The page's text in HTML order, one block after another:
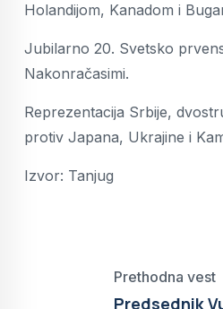
Holandijom, Kanadom i
Jubilarno 20. Svetsko
Nakonračasimi.
Reprezentacija Srbije,
protiv Japana, Ukrajine i
Izvor: Tanjug
Prethodna vest
Predsednik